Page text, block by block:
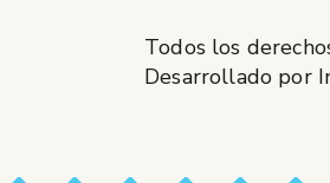
Todos los
Desarrollado por